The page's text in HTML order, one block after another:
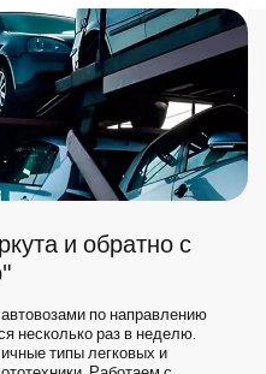
и обратно с
автовозами по направлению
несколько раз в неделю.
типы легковых и